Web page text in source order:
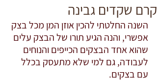
קרם שקדים גבינה
השנה החלטתי להכין אוזן המן מכל בצק
אפשרי, והנה הגיע תורו של הבצק עלים
שהוא אחד הבצקים הכייפים והנוחים
לעבודה, גם למי שלא מתעסק בכלל
עם בצקים.